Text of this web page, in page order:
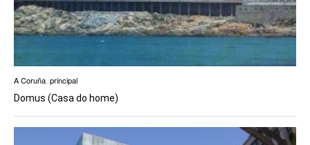
A Coruña, principal
Domus (Casa do home)